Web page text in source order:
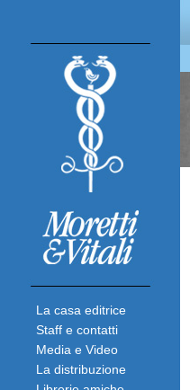
La casa editrice
Staff e contatti
Media e Video
La distribuzione